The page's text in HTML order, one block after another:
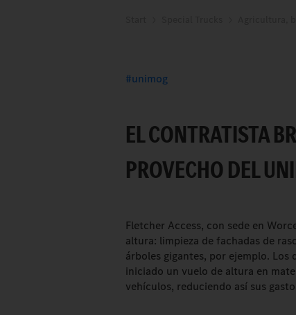
unimog
EL CONTRATISTA
PROVECHO DEL
Fletcher Access, con sede en
altura: limpieza de fachadas de
árboles gigantes, por ejemplo.
iniciado un vuelo de altura en
vehículos, reduciendo así sus